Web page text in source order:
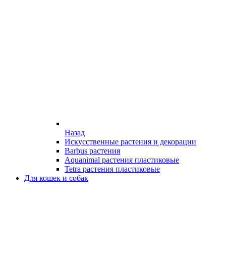
Назад
Искусственные растения и декорации
Barbus растения
Aquanimal растения пластиковые
Tetra растения пластиковые
Для кошек и собак